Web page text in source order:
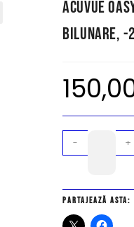
Acuvue
bilunare, -
- +
Partajează asta: